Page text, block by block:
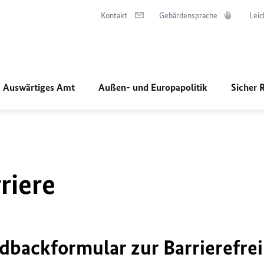
Kontakt Gebärdensprache
Auswärtiges Amt Außen- und Europapolitik Sicher
zur